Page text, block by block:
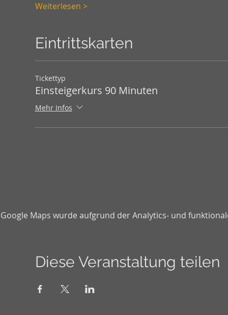
Weiterlesen >
Eintrittskarten
Tickettyp
Einsteigerkurs 90 Minuten
Mehr Infos
Google Maps wurde aufgrund der Analytics- und
Diese Veranstaltung teilen